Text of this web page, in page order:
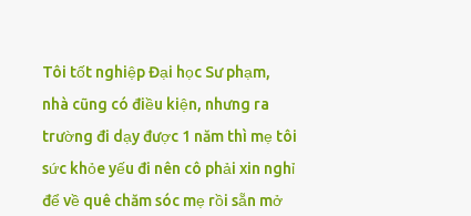
Tôi tốt nghiệp Đại học Sư phạm,
nhà cũng có điều kiện, nhưng ra
trường đi dạy được 1 năm thì mẹ tôi
sức khỏe yếu đi nên cô phải xin nghỉ
để về quê chăm sóc mẹ rồi sẵn mở